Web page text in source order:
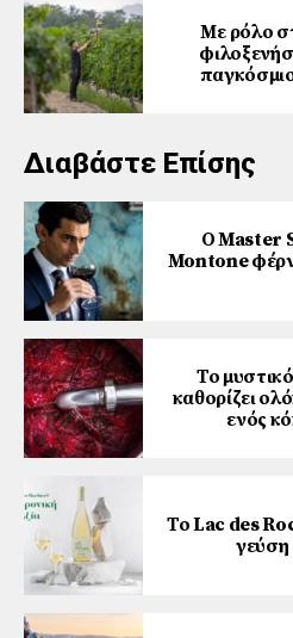
Με ρόλο
Διαβάστε Επίσης
Ο Master
Montone
Το
καθορίζει
ενός
Το Lac des
γεύση